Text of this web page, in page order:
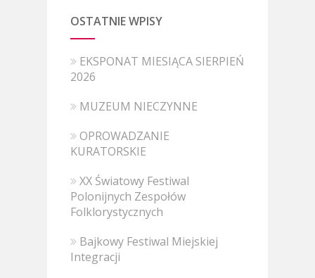
OSTATNIE WPISY
EKSPONAT MIESIĄCA SIERPIEŃ
2026
MUZEUM NIECZYNNE
OPROWADZANIE
KURATORSKIE
XX Światowy Festiwal
Polonijnych Zespołów
Folklorystycznych
Bajkowy Festiwal Miejskiej
Integracji